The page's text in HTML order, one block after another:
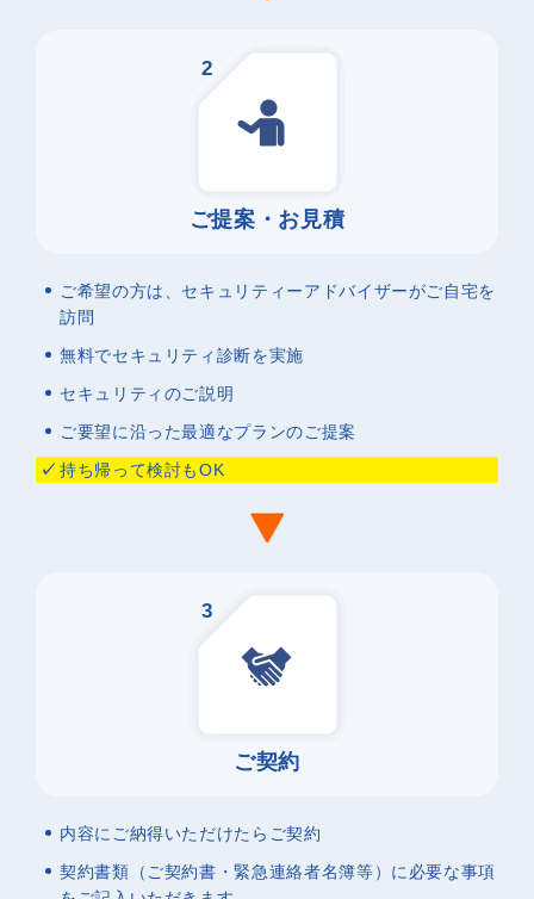
2
ご提案・お見積
ご希望の方は、セキュリティーアドバイザーがご自宅を
訪問
無料でセキュリティ診断を実施
セキュリティのご説明
ご要望に沿った最適なプランのご提案
持ち帰って検討もOK
3
ご契約
内容にご納得いただけたらご契約
契約書類（ご契約書・緊急連絡者名簿等）に必要な事項